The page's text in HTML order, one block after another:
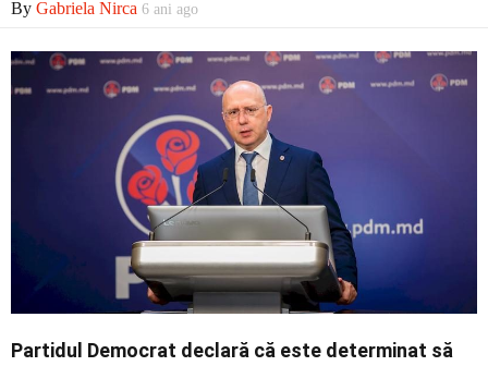
By Gabriela Nirca 6 ani ago
Partidul Democrat declară că este determinat să